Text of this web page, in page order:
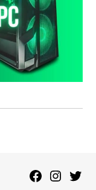
Facebook